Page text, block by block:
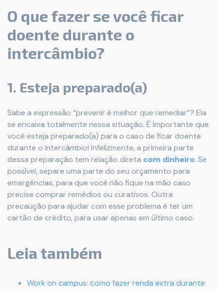
O que fazer se você ficar
doente durante o
intercâmbio?
1. Esteja preparado(a)
Sabe a expressão “prevenir é melhor que remediar”? Ela
se encaixa totalmente nessa situação. É importante que
você esteja preparado(a) para o caso de ficar doente
durante o intercâmbio! Infelizmente, a primeira parte
dessa preparação tem relação direta com dinheiro. Se
possível, separe uma parte do seu orçamento para
emergências, para que você não fique na mão caso
precise comprar remédios ou curativos. Outra
precaução para ajudar com esse problema é ter um
cartão de crédito, para usar apenas em último caso.
Leia também
Work on campus: como fazer renda extra durante